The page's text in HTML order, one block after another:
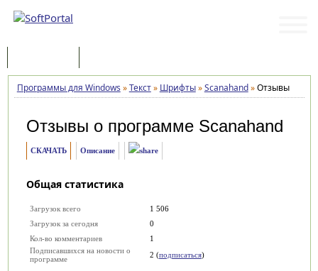
Программы для Windows »Текст» Шрифты»Scanahand»Отзывы
Отзывы о программе Scanahand
СКАЧАТЬ Описание
Общая статистика
Загрузок всего
1 506
Загрузок за сегодня
0
Кол-во комментариев
1
Подписавшихся на новости о
программе
2 (подписаться)